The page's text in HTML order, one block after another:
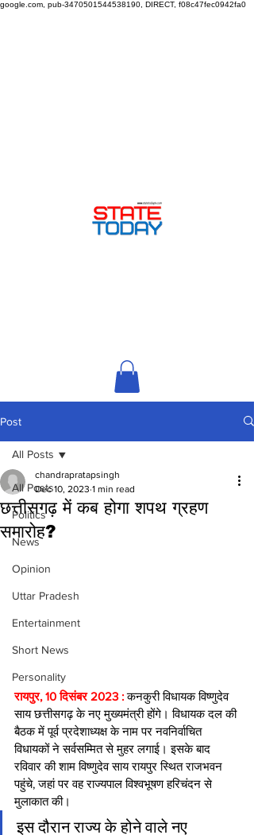
google.com, pub-3470501544538190, DIRECT, f08c47fec0942fa0
Post
All Posts
Politics
News
Opinion
Uttar Pradesh
Entertainment
Short News
Personality
All Posts
छत्तीसगढ़ में कब होगा शपथ ग्रहण
समारोह?
chandrapratapsingh
Dec 10, 2023 1 min read
रायपुर, 10 दिसंबर 2023 : कनकुरी विधायक विष्णुदेव
साय छत्तीसगढ़ के नए मुख्यमंत्री होंगे। विधायक दल की
बैठक में पूर्व प्रदेशाध्यक्ष के नाम पर नवनिर्वाचित
विधायकों ने सर्वसम्मित से मुहर लगाई। इसके बाद
रविवार की शाम विष्णुदेव साय रायपुर स्थित राजभवन
पहुंचे, जहां पर वह राज्यपाल विश्वभूषण हरिचंदन से
मुलाकात की।
इस दौरान राज्य के होने वाले नए